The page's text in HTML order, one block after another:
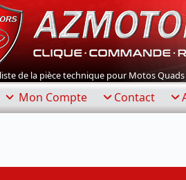
de la pièce technique pour Motos
Mon Compte Contact